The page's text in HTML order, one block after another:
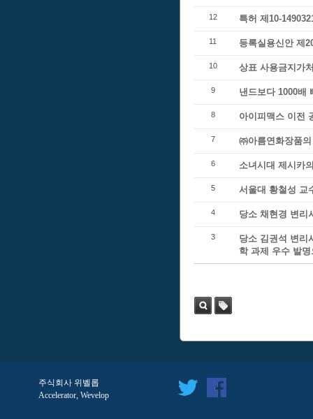
12 특허 제10-
11 등록실용신안 제
10 상표 사용금지가
9 낸드보다 1000배
8 아이피맥스 이전
7 ㈜아름연화장품
6 소녀시대 제시카
5 서울대 황철성 교
4 당소 채현경 변리
3
당소 김권석 변리
학 과제 우수 발
주식회사 위벨롭
Accelerator, Wevelop